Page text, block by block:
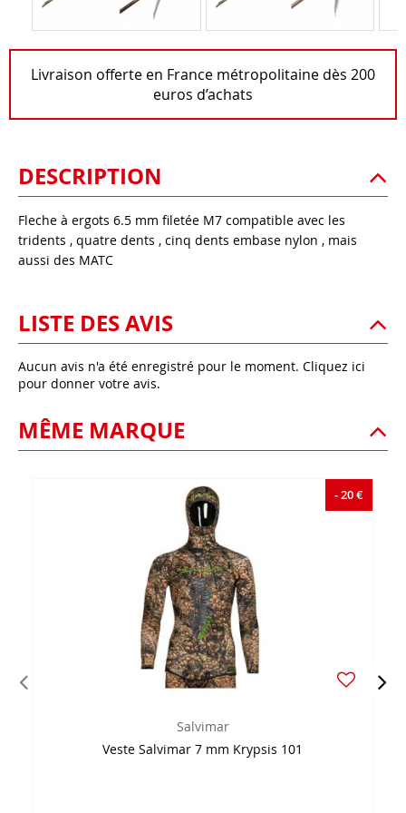
Livraison offerte en France métropolitaine dès 200
euros d’achats
DESCRIPTION
Fleche à ergots 6.5 mm filetée M7 compatible avec les
tridents , quatre dents , cinq dents embase nylon , mais
aussi des MATC
LISTE DES AVIS
Aucun avis n'a été enregistré pour le moment. Cliquez ici
pour donner votre avis.
MÊME MARQUE
- 20 €
Salvimar
Veste Salvimar 7 mm Krypsis 101